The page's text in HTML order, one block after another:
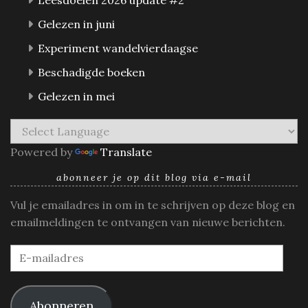
Gelezen in juni
Experiment wandelvierdaagse
Beschadigde boeken
Gelezen in mei
Powered by Translate
abonneer je op dit blog via e-mail
Vul je emailadres in om in te schrijven op deze blog en
emailmeldingen te ontvangen van nieuwe berichten.
E-
mailadres